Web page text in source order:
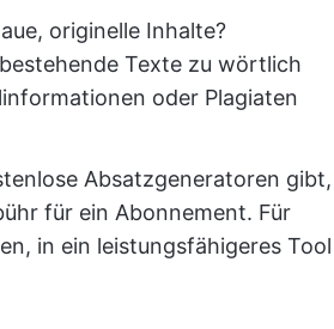
originelle Inhalte?
Texte zu wörtlich
oder Plagiaten
Absatzgeneratoren gibt,
für ein Abonnement. Für
in ein leistungsfähigeres Tool